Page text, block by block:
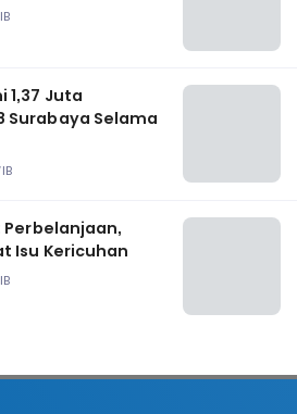
1,37 Juta
Surabaya Selama
Perbelanjaan,
Isu Kericuhan